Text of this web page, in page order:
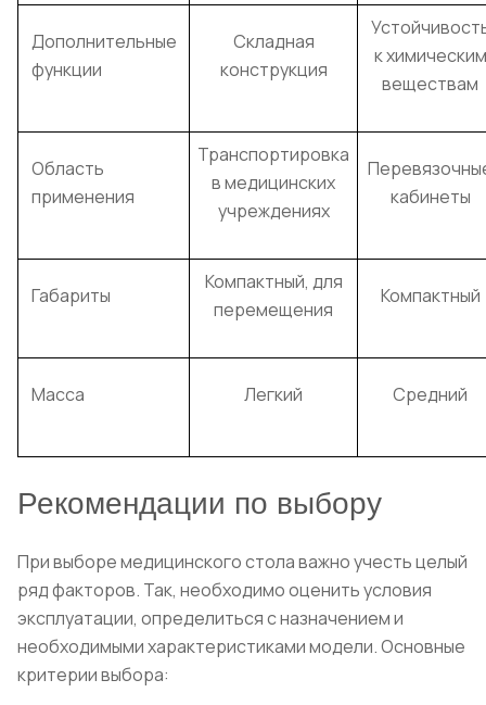
Дополнительные
функции
Складная
конструкция
к химическим
веществам
Область
применения
Транспортировка
в медицинских
учреждениях
кабинеты
Габариты
Компактный, для
перемещения
Компактный
Масса Легкий Средний
Рекомендации по выбору
При выборе медицинского стола важно учесть целый
ряд факторов. Так, необходимо оценить условия
эксплуатации, определиться с назначением и
необходимыми характеристиками модели. Основные
критерии выбора: